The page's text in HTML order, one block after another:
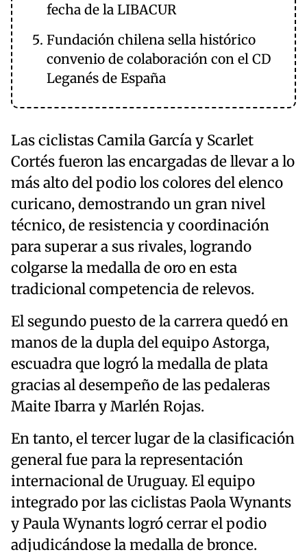
fecha de la LIBACUR
Fundación chilena sella histórico
convenio de colaboración con el CD
Leganés de España
Las ciclistas Camila García y Scarlet
Cortés fueron las encargadas de llevar a lo
más alto del podio los colores del elenco
curicano, demostrando un gran nivel
técnico, de resistencia y coordinación
para superar a sus rivales, logrando
colgarse la medalla de oro en esta
tradicional competencia de relevos.
El segundo puesto de la carrera quedó en
manos de la dupla del equipo Astorga,
escuadra que logró la medalla de plata
gracias al desempeño de las pedaleras
Maite Ibarra y Marlén Rojas.
En tanto, el tercer lugar de la clasificación
general fue para la representación
internacional de Uruguay. El equipo
integrado por las ciclistas Paola Wynants
y Paula Wynants logró cerrar el podio
adjudicándose la medalla de bronce.